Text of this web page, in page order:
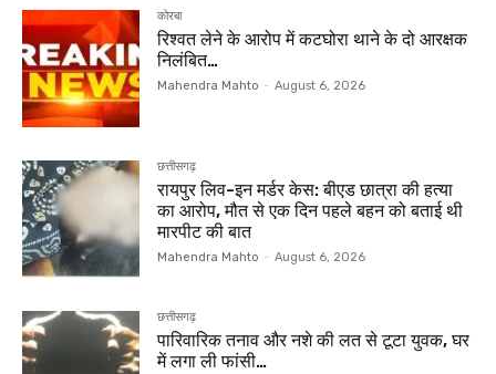
कोरबा
रिश्वत लेने के आरोप में कटघोरा थाने के दो आरक्षक
निलंबित…
Mahendra Mahto - August 6, 2026
छत्तीसगढ़
रायपुर लिव-इन मर्डर केस: बीएड छात्रा की हत्या
का आरोप, मौत से एक दिन पहले बहन को बताई थी
मारपीट की बात
Mahendra Mahto - August 6, 2026
छत्तीसगढ़
पारिवारिक तनाव और नशे की लत से टूटा युवक, घर
में लगा ली फांसी…